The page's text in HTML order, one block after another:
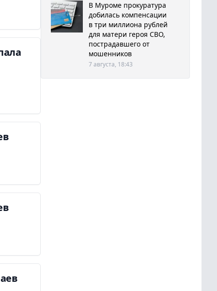
В Муроме прокуратура
добилась компенсации
в три миллиона рублей
для матери героя СВО,
пострадавшего от
мошенников
7 августа, 18:43